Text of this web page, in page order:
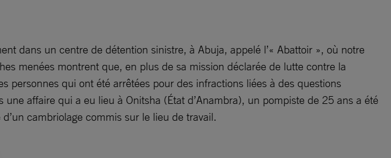
dans un centre de détention sinistre, à Abuja, appelé l’« Abattoir », où notre
menées montrent que, en plus de sa mission déclarée de lutte contre la
personnes qui ont été arrêtées pour des infractions liées à des questions
affaire qui a eu lieu à Onitsha (État d’Anambra), un pompiste de 25 ans a été
cambriolage commis sur le lieu de travail.